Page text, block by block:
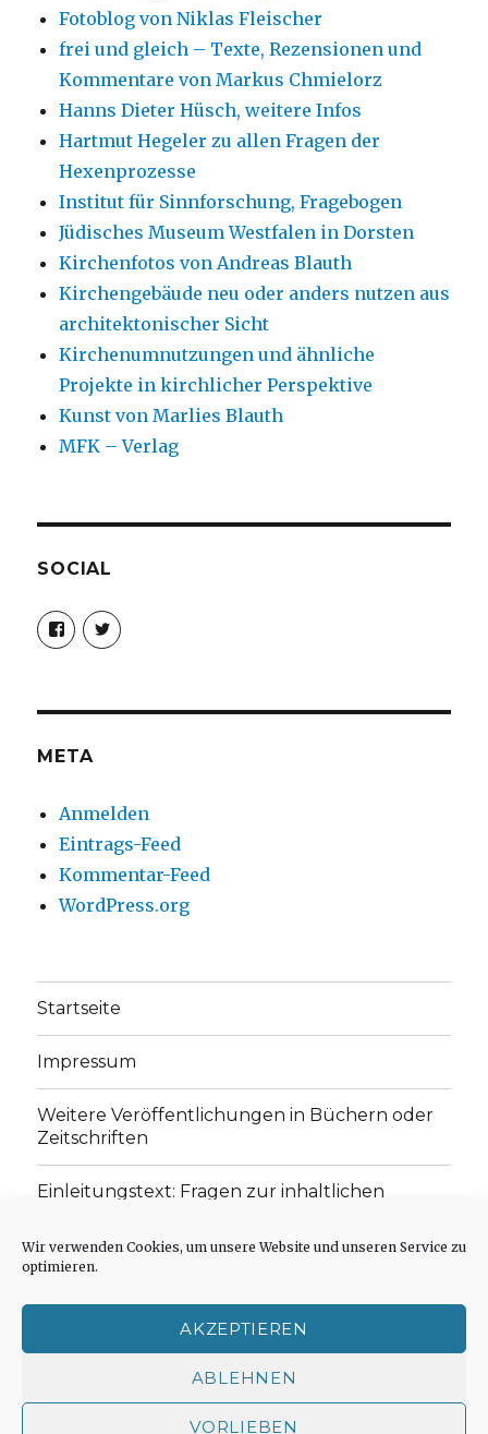
Wir verwenden Cookies, um unsere Website und unseren Service zu
optimieren.
AKZEPTIEREN
ABLEHNEN
VORLIEBEN
Fotoblog von Niklas Fleischer
frei und gleich – Texte, Rezensionen und
Kommentare von Markus Chmielorz
Hanns Dieter Hüsch, weitere Infos
Hartmut Hegeler zu allen Fragen der
Hexenprozesse
Institut für Sinnforschung, Fragebogen
Jüdisches Museum Westfalen in Dorsten
Kirchenfotos von Andreas Blauth
Kirchengebäude neu oder anders nutzen aus
architektonischer Sicht
Kirchenumnutzungen und ähnliche
Projekte in kirchlicher Perspektive
Kunst von Marlies Blauth
MFK – Verlag
SOCIAL
Profil
von
christoph.fleischer1
anzeigen
Profil
von
anzeigen
META
Anmelden
Eintrags-Feed
Kommentar-Feed
WordPress.org
Startseite
Impressum
Weitere Veröffentlichungen in Büchern oder
Zeitschriften
Einleitungstext: Fragen zur inhaltlichen
„schwachen Glaubens“
Cookie-Richtlinie (EU)